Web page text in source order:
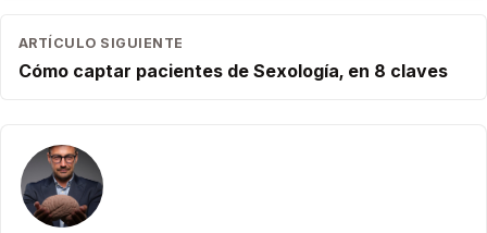
ARTÍCULO SIGUIENTE
Cómo captar pacientes de Sexología, en 8 claves